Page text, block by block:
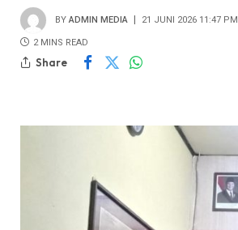
BY ADMIN MEDIA 21 JUNI 2026 11:47 PM
2 MINS READ
Share